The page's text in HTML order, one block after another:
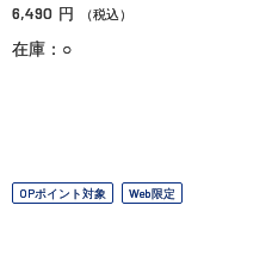
6,490 円 （税込）
在庫：○
OPポイント対象 Web限定